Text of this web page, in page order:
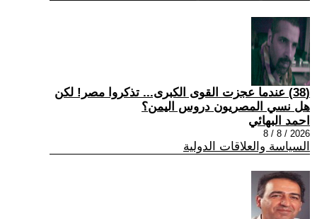
(38) عندما عجزت القوى الكبرى... تذكروا مصر! لكن
هل نسي المصريون دروس اليمن؟
احمد البهائي
2026 / 8 / 8
السياسة والعلاقات الدولية